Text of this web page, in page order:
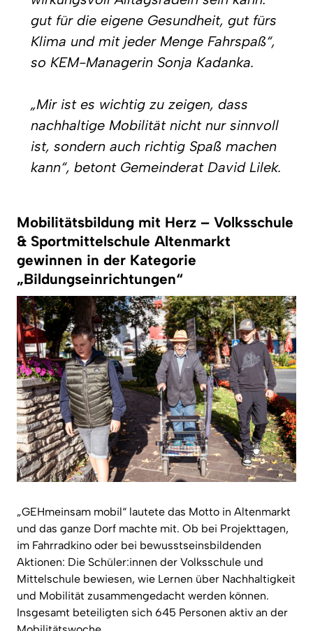
gut für die eigene Gesundheit, gut fürs
Klima und mit jeder Menge Fahrspaß“,
so KEM-Managerin Sonja Kadanka.
„Mir ist es wichtig zu zeigen, dass
nachhaltige Mobilität nicht nur sinnvoll
ist, sondern auch richtig Spaß machen
kann“, betont Gemeinderat David Lilek.
Mobilitätsbildung mit Herz – Volksschule
& Sportmittelschule Altenmarkt
gewinnen in der Kategorie
„Bildungseinrichtungen“
„GEHmeinsam mobil“ lautete das Motto in Altenmarkt
und das ganze Dorf machte mit. Ob bei Projekttagen,
im Fahrradkino oder bei bewusstseinsbildenden
Aktionen: Die Schüler:innen der Volksschule und
Mittelschule bewiesen, wie Lernen über Nachhaltigkeit
und Mobilität zusammengedacht werden können.
Insgesamt beteiligten sich 645 Personen aktiv an der